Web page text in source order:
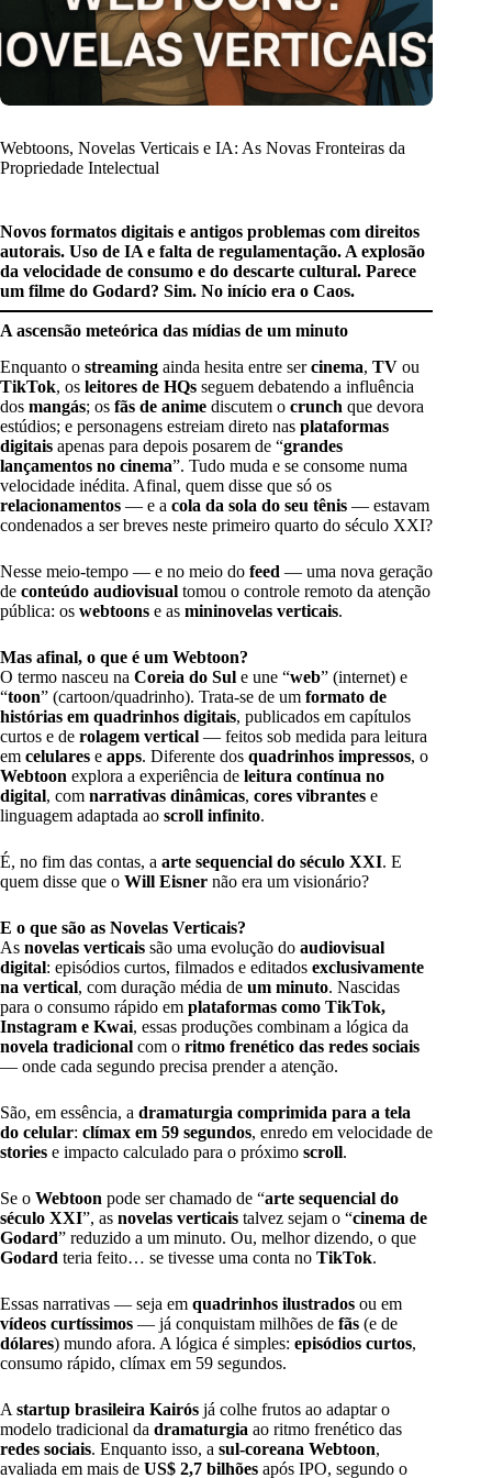
Webtoons, Novelas Verticais e IA: As Novas Fronteiras da
Propriedade Intelectual
Novos formatos digitais e antigos problemas com direitos
autorais. Uso de IA e falta de regulamentação. A explosão
da velocidade de consumo e do descarte cultural. Parece
um filme do Godard? Sim. No início era o Caos.
A ascensão meteórica das mídias de um minuto
Enquanto o streaming ainda hesita entre sercinema, TV ou
TikTok, os leitores de HQs seguem debatendo a influência
dos mangás; os fãs de anime discutem o crunch que devora
estúdios; e personagens estreiam direto nas plataformas
digitais apenas para depois posarem de “grandes
lançamentos no cinema”. Tudo muda e se consome numa
velocidade inédita. Afinal, quem disse que só os
relacionamentos — e a cola da sola do seu tênis — estavam
condenados a ser breves neste primeiro quarto do século XXI?
Nesse meio-tempo — e no meio do feed — uma nova geração
de conteúdo audiovisual tomou o controle remoto da atenção
pública: os webtoons e as mininovelas verticais.
Mas afinal, o que é um Webtoon?
O termo nasceu na Coreia do Sul e une “web” (internet) e
“toon” (cartoon/quadrinho). Trata-se de um formato de
histórias em quadrinhos digitais, publicados em capítulos
curtos e de rolagem vertical — feitos sob medida para leitura
em celulares e apps. Diferente dos quadrinhos impressos, o
Webtoon explora a experiência de leitura contínua no
digital, com narrativas dinâmicas, cores vibrantes e
linguagem adaptada ao scroll infinito.
É, no fim das contas, a arte sequencial do século XXI. E
quem disse que o Will Eisner não era um visionário?
E o que são as Novelas Verticais?
As novelas verticais são uma evolução do audiovisual
digital: episódios curtos, filmados e editados exclusivamente
na vertical, com duração média de um minuto. Nascidas
para o consumo rápido em plataformas como TikTok,
Instagram e Kwai, essas produções combinam a lógica da
novela tradicional com o ritmo frenético das redes sociais
— onde cada segundo precisa prender a atenção.
São, em essência, a dramaturgia comprimida para a tela
do celular: clímax em 59 segundos, enredo em velocidade de
stories e impacto calculado para o próximo scroll.
Se o Webtoon pode ser chamado de “arte sequencial do
século XXI”, as novelas verticais talvez sejam o “cinema de
Godard” reduzido a um minuto. Ou, melhor dizendo, o que
Godard teria feito… se tivesse uma conta no TikTok.
Essas narrativas — seja em quadrinhos ilustrados ou em
vídeos curtíssimos — já conquistam milhões de fãs (e de
dólares) mundo afora. A lógica é simples: episódios curtos,
consumo rápido, clímax em 59 segundos.
A startup brasileira Kairós já colhe frutos ao adaptar o
modelo tradicional da dramaturgia ao ritmo frenético das
redes sociais. Enquanto isso, a sul-coreana Webtoon,
avaliada em mais de US$ 2,7 bilhões após IPO, segundo o